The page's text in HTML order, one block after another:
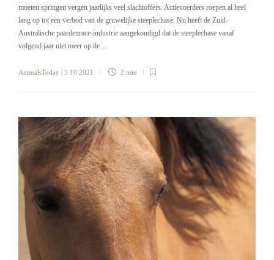
moeten springen vergen jaarlijks veel slachtoffers. Actievoerders roepen al heel
lang op tot een verbod van de gruwelijke steeplechase. Nu heeft de Zuid-
Australische paardenrace-industrie aangekondigd dat de steeplechase vanaf
volgend jaar niet meer op de…
AnimalsToday | 5 10 2021 2 min